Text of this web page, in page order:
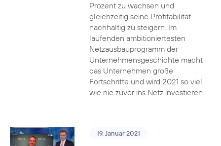
Prozent zu wachsen und
gleichzeitig seine Profitabilität
nachhaltig zu steigern. Im
laufenden ambitioniertesten
Netzausbauprogramm der
Unternehmensgeschichte macht
das Unternehmen große
Fortschritte und wird 2021 so viel
wie nie zuvor ins Netz investieren.
19. Januar 2021